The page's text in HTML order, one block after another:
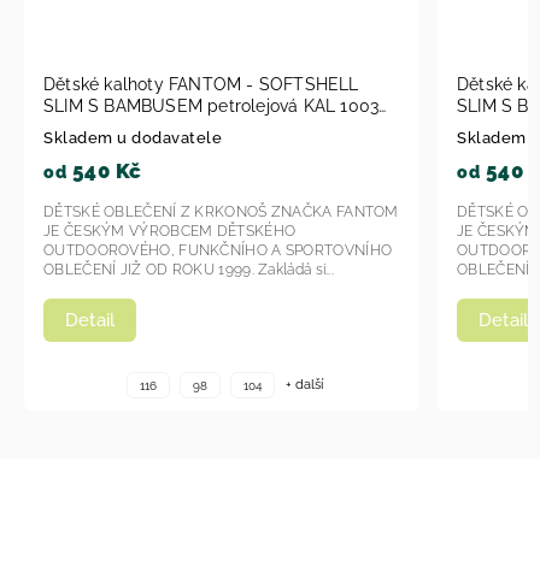
Dětské kalhoty FANTOM - SOFTSHELL
SLIM S BAMBUSEM růžová KAL 1004 2023
Skladem u dodavatele
od540 Kč
Detail
DĚTSKÉ OBLEČENÍ Z KRKONOŠ ZNAČKA FANTOM
JE ČESKÝM VÝROBCEM DĚTSKÉHO
OUTDOOROVÉHO, FUNKČNÍHO A SPORTOVNÍHO
OBLEČENÍ JIŽ OD ROKU 1999. Zakládá si...
116 98 104 + další
Dětské
S
od540
DĚTSKÉ
JE